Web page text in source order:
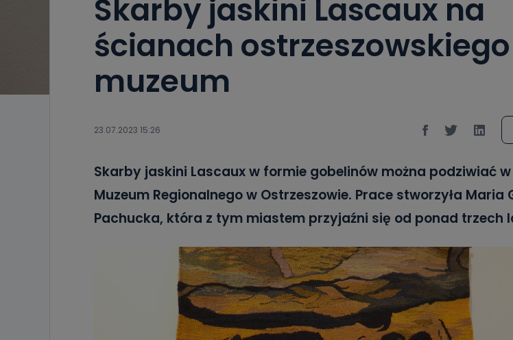
Skarby jaskini Lascaux na
ścianach ostrzeszowskiego
muzeum
23.07.2023 15:26
Skarby jaskini Lascaux w formie gobelinów można podziwiać
Muzeum Regionalnego w Ostrzeszowie. Prace stworzyła Maria
Pachucka, która z tym miastem przyjaźni się od ponad trzech